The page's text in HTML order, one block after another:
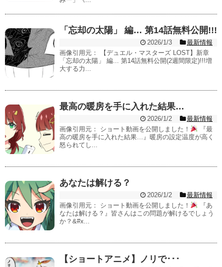
「忘却の太陽」 編… 第14話無料公開!!!
2026/1/3
最新情報
画像引用元： 【デュエル・マスターズ LOST】新章
「忘却の太陽」 編... 第14話無料公開(2週間限定)!!!増
大する力...
最高の暖房を手に入れた結果…
2026/1/2
最新情報
画像引用元： ショート動画を公開しました！
『最
高の暖房を手に入れた結果…』暖房の設定温度が高く
怒られてし...
あなたは解ける？
2026/1/2
最新情報
画像引用元： ショート動画を公開しました！
『あ
なたは解ける？』皆さんはこの問題が解けるでしょう
か？&#x...
【ショートアニメ】ノリで･･･